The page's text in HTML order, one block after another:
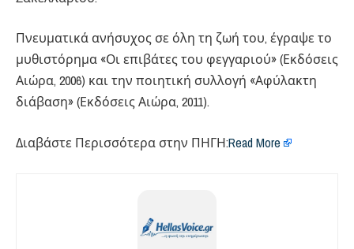
Πνευματικά ανήσυχος σε όλη τη ζωή του, έγραψε το
μυθιστόρημα «Οι επιβάτες του φεγγαριού» (Εκδόσεις
Αιώρα, 2006) και την ποιητική συλλογή «Αφύλακτη
διάβαση» (Εκδόσεις Αιώρα, 2011).
Διαβάστε Περισσότερα στην ΠΗΓΗ:Read More